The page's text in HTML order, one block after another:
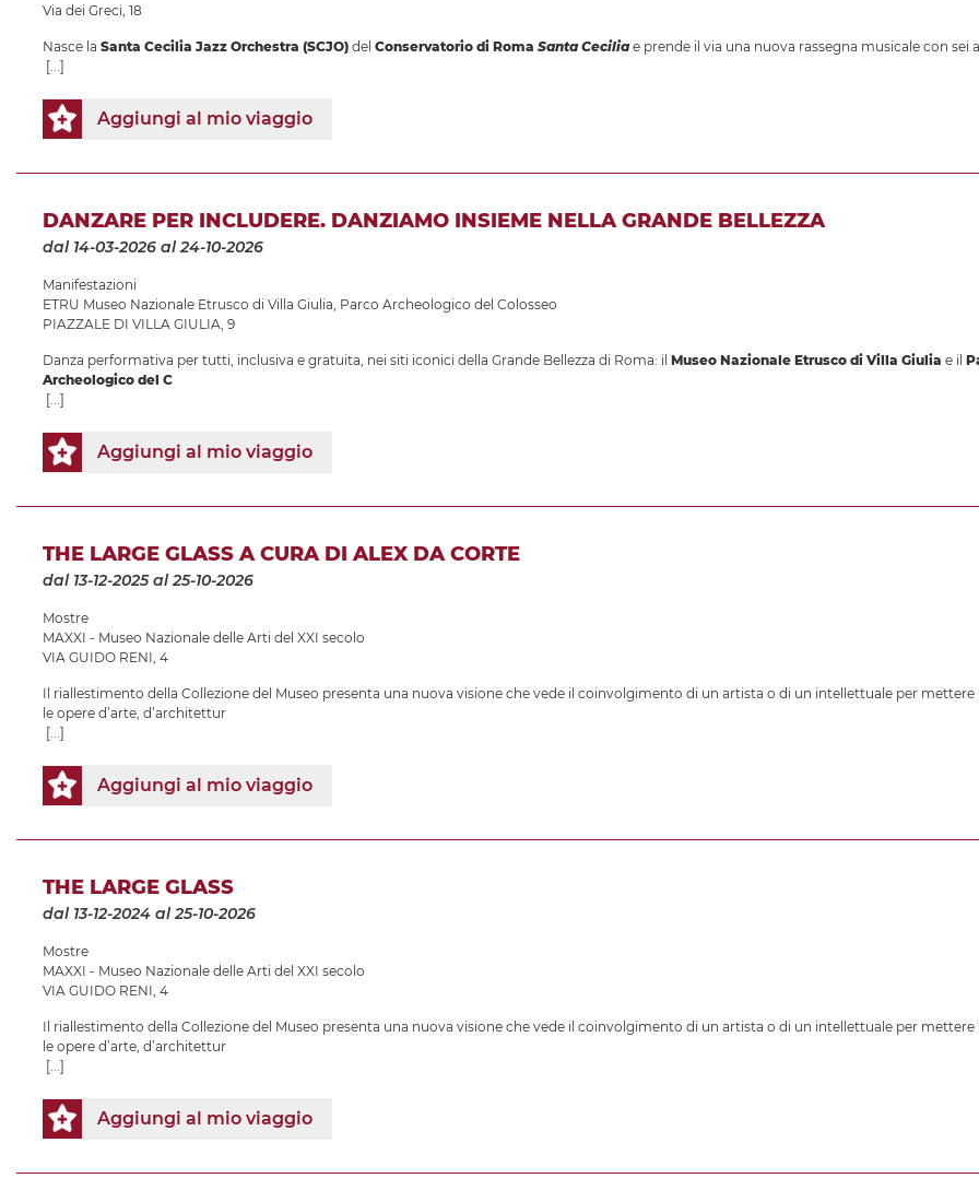
Via dei Greci, 18
Nasce la Santa Cecilia Jazz Orchestra (SCJO) del Conservatorio di Roma Santa Ceciliae prende il via una nuova rassegna musicale con sei
[...]
Aggiungi al mio viaggio
DANZARE PER INCLUDERE. DANZIAMO INSIEME NELLA GRANDE BELLEZZA
dal 14-03-2026 al 24-10-2026
Manifestazioni
ETRU Museo Nazionale Etrusco di Villa Giulia Parco Archeologico del Colosseo
PIAZZALE DI VILLA GIULIA, 9
Danza performativa per tutti, inclusiva e gratuita, nei siti iconici della Grande Bellezza di Roma: il Museo Nazionale Etrusco di Villa Giulia e il
Archeologico del C
[...]
Aggiungi al mio viaggio
THE LARGE GLASS A CURA DI ALEX DA CORTE
dal 13-12-2025al 25-10-2026
Mostre
MAXXI - Museo Nazionale delle Arti del XXI secolo
VIA GUIDO RENI, 4
Il riallestimento della Collezione del Museo presenta una nuova visione che vede il coinvolgimento di un artista o di un intellettuale per
le opere d’arte, d’architettur
[...]
Aggiungi al mio viaggio
THE LARGE GLASS
dal 13-12-2024 al 25-10-2026
Mostre
MAXXI - Museo Nazionale delle Arti del XXI secolo
VIA GUIDO RENI, 4
Il riallestimento della Collezione del Museo presenta una nuova visione che vede il coinvolgimento di un artista o di un intellettuale per
le opere d’arte, d’architettur
[...]
Aggiungi al mio viaggio